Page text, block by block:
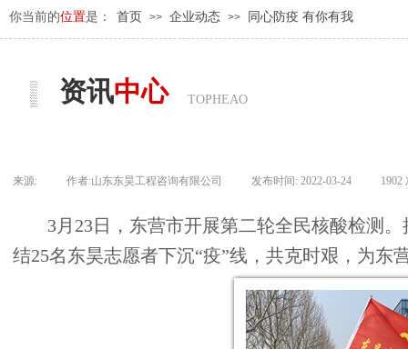
你当前的位置是： 首页 >> 企业动态 >> 同心防疫 有你有我
资讯中心 TOPHEAO
来源: 作者:山东东昊工程咨询有限公司 发布时间: 2022-03-24 1902
3月23日，东营市开展第二轮全民核酸检测
结25名东昊志愿者下沉“疫”线，共克时艰，为东